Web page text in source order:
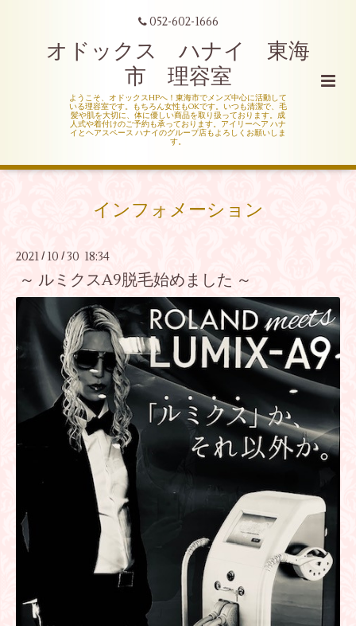
052-602-1666
オドックス ハナイ 東海
市 理容室
ようこそ、オドックスHPへ！東海市でメンズ中心に活動して
いる理容室です。もちろん女性もOKです。いつも清潔で、毛
髪や肌を大切に、体に優しい商品を取り扱っております。成
人式や着付けのご予約も承っております。アイリーヘア ハナ
イとヘアスペース ハナイのグループ店もよろしくお願いしま
す。
インフォメーション
2021 / 10 /30 18:34
～ ルミクスA9脱毛始めました ～